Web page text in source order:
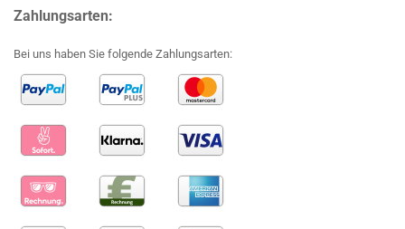
Zahlungsarten:
Bei uns haben Sie folgende Zahlungsarten: